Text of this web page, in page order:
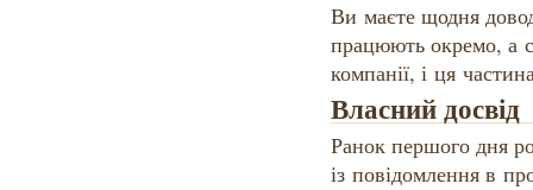
Ви маєте щодня
працюють окремо, а
компанії, і ця
Власний досвід
Ранок першого дня
із повідомлення в